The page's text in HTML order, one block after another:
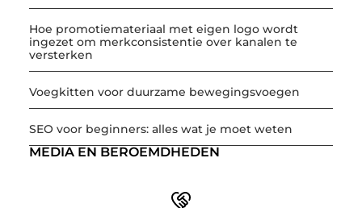
Hoe promotiemateriaal met eigen logo wordt
ingezet om merkconsistentie over kanalen te
versterken
Voegkitten voor duurzame bewegingsvoegen
SEO voor beginners: alles wat je moet weten
MEDIA EN BEROEMDHEDEN